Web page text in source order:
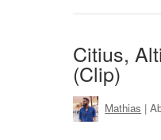
Citius,
(Clip)
Mathias |